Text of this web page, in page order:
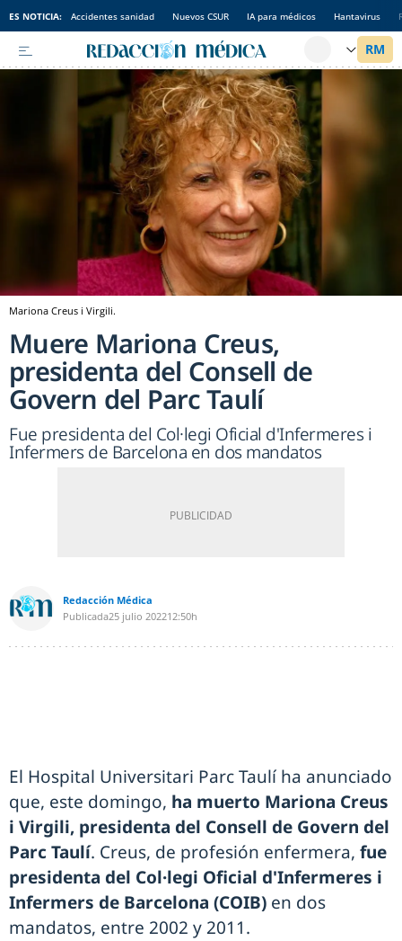
ES NOTICIA: Accidentes sanidad Nuevos CSUR IA para médicos Hantavirus
Mariona Creus i Virgili.
Muere Mariona Creus,
presidenta del Consell de
Govern del Parc Taulí
Fue presidenta del Col·legi Oficial d'Infermeres i
Infermers de Barcelona en dos mandatos
Redacción Médica
Publicada25 julio 202212:50h
El Hospital Universitari Parc Taulí ha anunciado
que, este domingo, ha muerto Mariona Creus
i Virgili, presidenta del Consell de Govern del
Parc Taulí. Creus, de profesión enfermera, fue
presidenta del Col·legi Oficial d'Infermeres i
Infermers de Barcelona (COIB) en dos
mandatos, entre 2002 y 2011.